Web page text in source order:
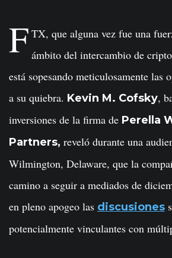
F TX, que alguna vez fue una
ámbito del intercambio de
está sopesando meticulosamente las
a su quiebra. Kevin M. Cofsky,
inversiones de la firma de Perella
Partners, reveló durante una
Wilmington, Delaware, que la
camino a seguir a mediados de
en pleno apogeo las discusiones
potencialmente vinculantes con